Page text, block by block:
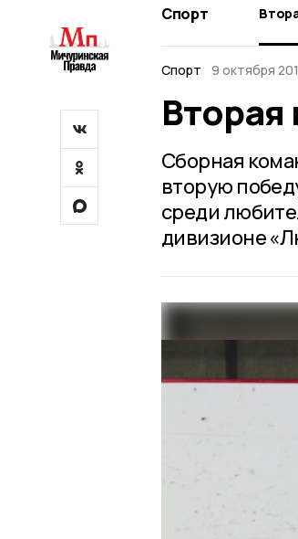
Спорт
Спорт 9 октября
Вторая
Сборная
вторую
среди
дивизионе